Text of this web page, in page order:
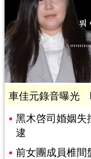
車佳元錄音曝光
黑木啓司婚姻
逮
前女團成員椎